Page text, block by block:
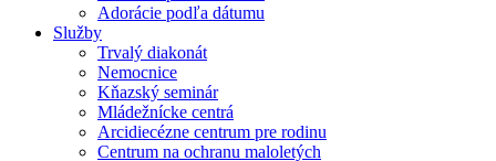
Adorácie podľa dátumu
Služby
Trvalý diakonát
Nemocnice
Kňazský seminár
Mládežnícke centrá
Arcidiecézne centrum pre rodinu
Centrum na ochranu maloletých